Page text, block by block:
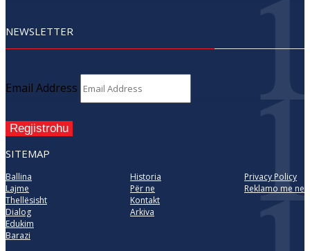
NEWSLETTER
Email Address
Regjistrohu
SITEMAP
Ballina
Lajme
Thellësisht
Dialog
Edukim
Barazi
Historia
Për ne
Kontakt
Arkiva
Privacy Policy
Reklamo me ne